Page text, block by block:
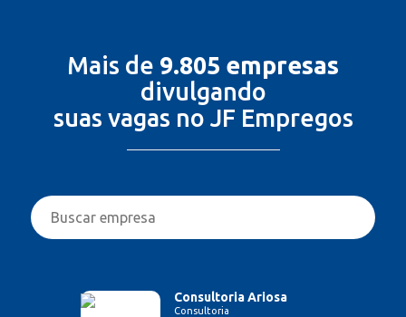
Mais de 9.805 empresas
divulgando
suas vagas no JF Empregos
Consultoria Ariosa
Consultoria